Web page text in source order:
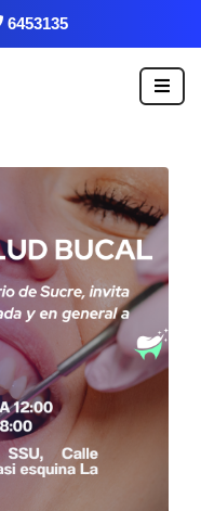
6453135